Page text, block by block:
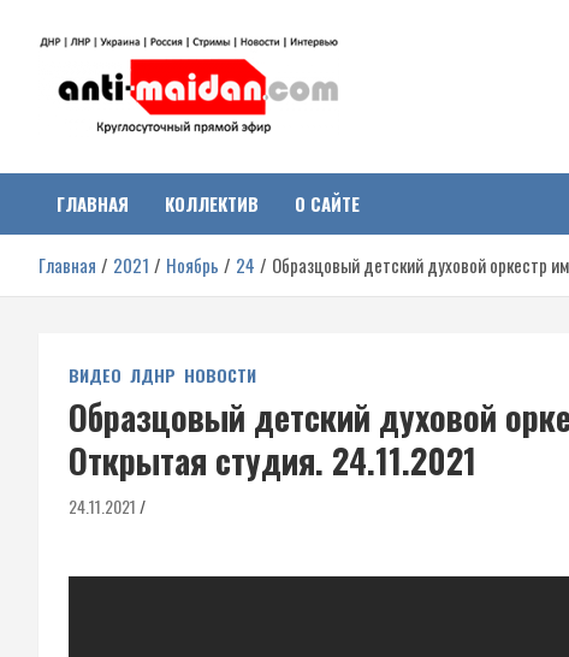
Антимайдан:
Гражданская война на
Украине
о гражданской войне на Украине, включая события в Новороссии,
ДНР, ЛНР и других регионах.
ГЛАВНАЯ КОЛЛЕКТИВ О САЙТЕ
Главная 2021 Ноябрь 24 Образцовый детский духовой оркестр
ВИДЕО ЛДНР НОВОСТИ
Образцовый детский духовой
Открытая студия. 24.11.2021
24.11.2021